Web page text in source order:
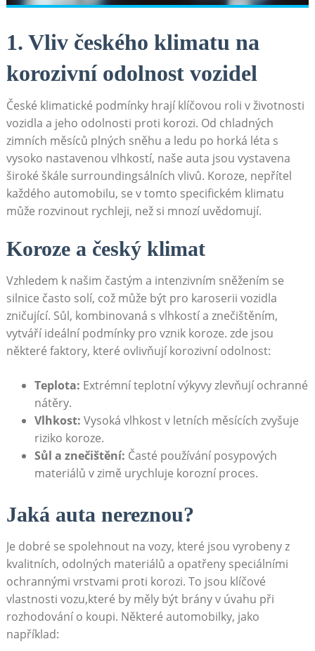
1. Vliv českého klimatu na
korozivní odolnost vozidel
České klimatické podmínky hrají klíčovou roli v životnosti
vozidla a jeho odolnosti proti korozi. Od chladných
zimních měsíců plných sněhu a ledu po horká léta s
vysoko nastavenou vlhkostí, naše auta jsou vystavena
široké škále surroundingsálních vlivů. Koroze, nepřítel
každého automobilu, se v tomto specifickém klimatu
může rozvinout rychleji, než si mnozí uvědomují.
Koroze a český klimat
Vzhledem k našim častým a intenzivním sněžením se
silnice často solí, což může být pro karoserii vozidla
zničující. Sůl, kombinovaná s vlhkostí a znečištěním,
vytváří ideální podmínky pro vznik koroze. zde jsou
některé faktory, které ovlivňují korozivní odolnost:
Teplota: Extrémní teplotní výkyvy zlevňují ochranné
nátěry.
Vlhkost: Vysoká vlhkost v letních měsících zvyšuje
riziko koroze.
Sůl a znečištění: Časté používání posypových
materiálů v zimě urychluje korozní proces.
Jaká auta nereznou?
Je dobré se spolehnout na vozy, které jsou vyrobeny z
kvalitních, odolných materiálů a opatřeny speciálními
ochrannými vrstvami proti korozi. To jsou klíčové
vlastnosti vozu,které by měly být brány v úvahu při
rozhodování o koupi. Některé automobilky, jako
například: